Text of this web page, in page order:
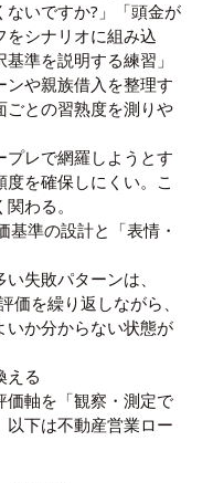
いですか?」「頭金が
をシナリオに組み込
準を説明する練習」
ンや親族借入を整理す
ごとの習熟度を測りや
プレで網羅しようとす
を確保しにくい。こ
わる。
準の設計と「表情・
失敗パターンは、
価を繰り返しながら、
いか分からない状態が
える
価軸を「観察・測定で
以下は不動産営業ロー